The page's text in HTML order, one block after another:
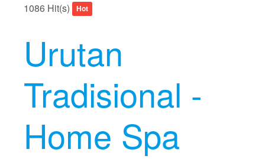
1086 Hit(s)
Hot
Urutan
Tradisional -
Home Spa